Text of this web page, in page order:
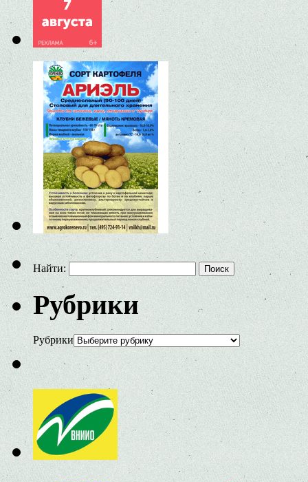
Найти:
Рубрики
Рубрики